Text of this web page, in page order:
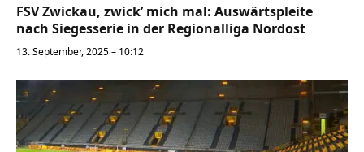
FSV Zwickau, zwick’ mich mal: Auswärtspleite
nach Siegesserie in der Regionalliga Nordost
13. September, 2025 – 10:12